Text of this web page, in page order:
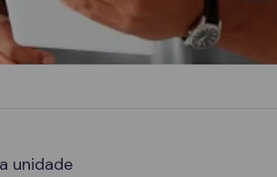
unidade